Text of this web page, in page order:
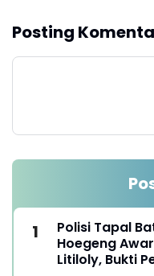
Posting
Polisi Tapal
Hoegeng
Litiloly, Bukti